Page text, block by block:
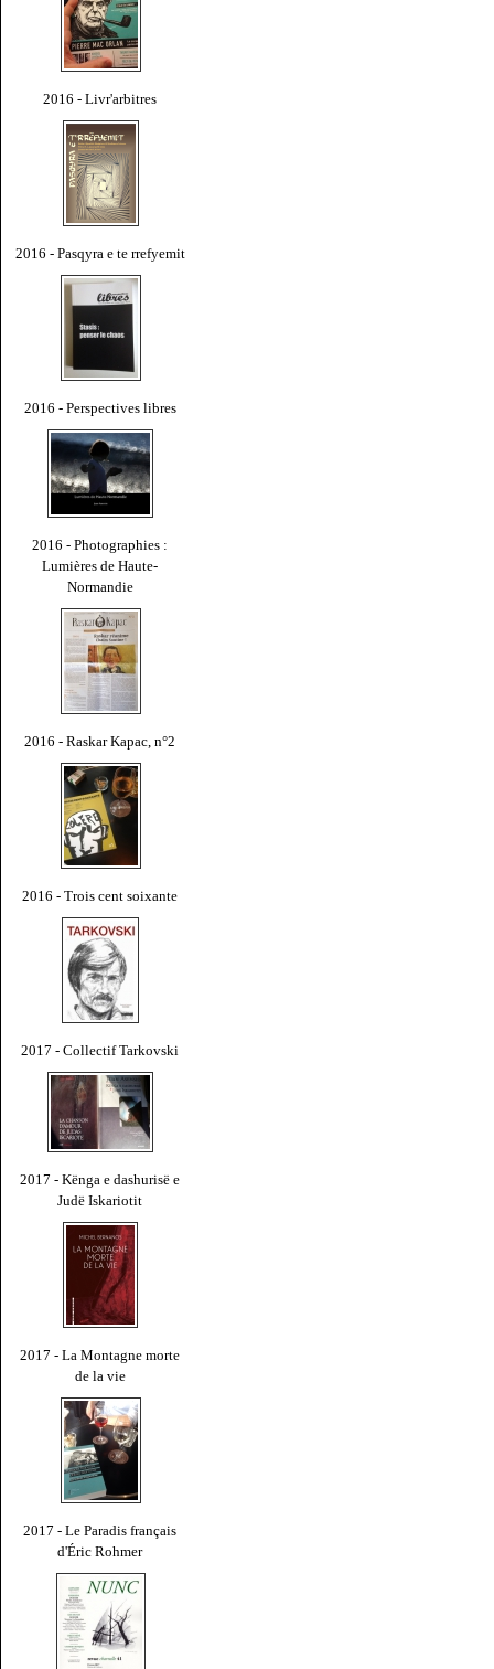
2016 - Livr'arbitres
2016 - Pasqyra e te rrefyemit
2016 - Perspectives libres
2016 - Photographies :
Lumières de Haute-
Normandie
2016 - Raskar Kapac, n°2
2016 - Trois cent soixante
2017 - Collectif Tarkovski
2017 - Kënga e dashurisë e
Judë Iskariotit
2017 - La Montagne morte
de la vie
2017 - Le Paradis français
d'Éric Rohmer